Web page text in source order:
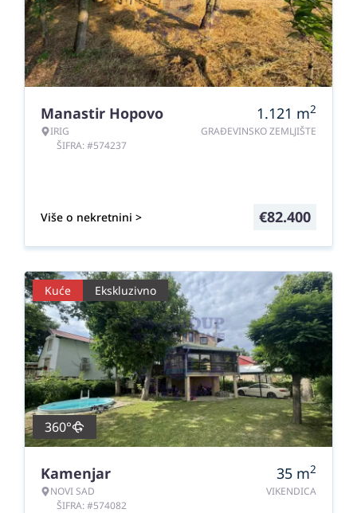
Manastir Hopovo
IRIG
ŠIFRA: #574237
1.121 m2
GRAĐEVINSKO ZEMLJIŠTE
Više o nekretnini > €82.400
Kuće Ekskluzivno
360°
Kamenjar
NOVI SAD
ŠIFRA: #574082
35 m2
VIKENDICA